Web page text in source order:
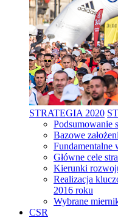
STRATEGIA 2020
Podsumowanie
Bazowe
Fundamentalne
Główne cele
Kierunki
Realizacja
2016 roku
Wybrane
CSR